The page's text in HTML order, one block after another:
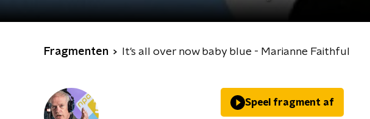
Fragmenten It's all over now baby blue - Marianne Faithful
Speel fragment af